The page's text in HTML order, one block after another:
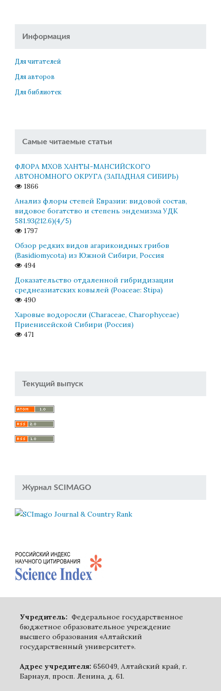
Информация
Для читателей
Для авторов
Для библиотек
Самые читаемые статьи
ФЛОРА МХОВ ХАНТЫ-МАНСИЙСКОГО
АВТОНОМНОГО ОКРУГА (ЗАПАДНАЯ СИБИРЬ)
1866
Анализ флоры степей Евразии: видовой состав,
видовое богатство и степень эндемизма УДК
581.93(212.6)(4/5)
1797
Обзор редких видов агарикоидных грибов
(Basidiomycota) из Южной Сибири, Россия
494
Доказательство отдаленной гибридизации
среднеазиатских ковылей (Poaceae: Stipa)
490
Харовые водоросли (Characeae, Charophyceae)
Приенисейской Сибири (Россия)
471
Текущий выпуск
Журнал SCIMAGO
Учредитель: Федеральное государственное
бюджетное образовательное учреждение
высшего образования «Алтайский
государственный университет».
Адрес учредителя: 656049, Алтайский край, г.
Барнаул, просп. Ленина, д. 61.